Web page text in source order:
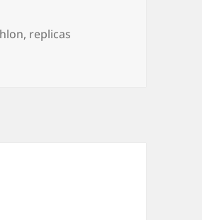
, replicas